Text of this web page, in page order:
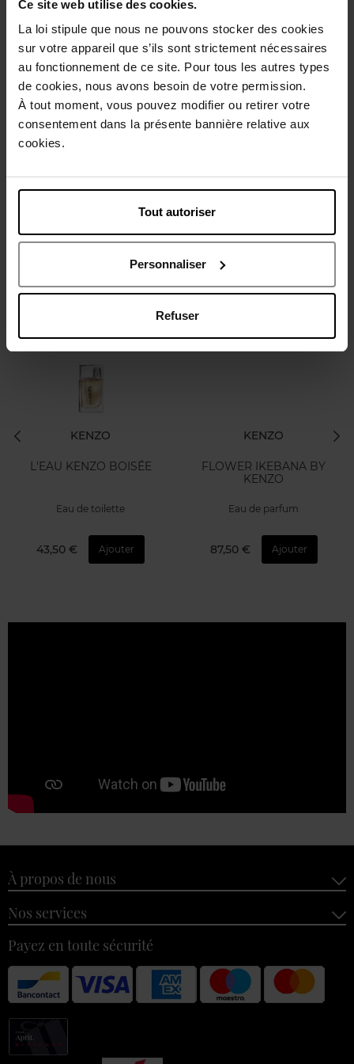
Ce site web utilise des cookies.
La loi stipule que nous ne pouvons stocker des cookies
sur votre appareil que s’ils sont strictement nécessaires
au fonctionnement de ce site. Pour tous les autres types
de cookies, nous avons besoin de votre permission.
À tout moment, vous pouvez modifier ou retirer votre
consentement dans la présente bannière relative aux
cookies.
Tout autoriser
Personnaliser
Refuser
KENZO
L'EAU KENZO POUR HOMME
KENZO
FLOWER BY KENZO POPPY
54,90 €
NOUVEAUTÉS
KENZO
L'EAU KENZO BOISÉE
Eau de toilette
43,50 € Ajouter
KENZO
FLOWER IKEBANA BY
KENZO
Eau de parfum
87,50 € Ajouter
À propos de nous
Nos services
Payez en toute sécurité